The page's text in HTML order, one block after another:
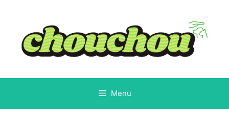
contenu
Menu